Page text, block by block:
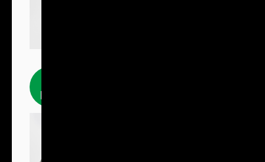
produkty